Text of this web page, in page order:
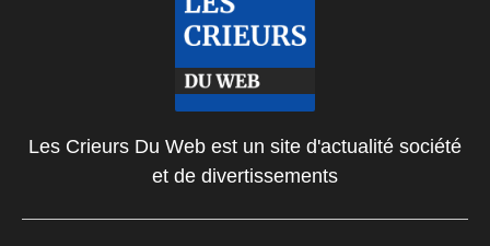
Les Crieurs Du Web est un site d'actualité société
et de divertissements